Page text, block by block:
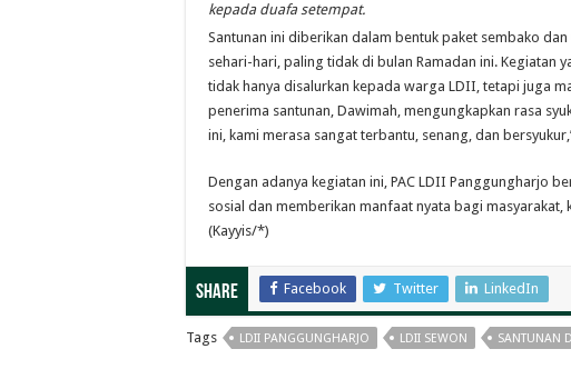
kepada duafa setempat.
Santunan ini diberikan dalam bentuk paket sembako
sehari-hari, paling tidak di bulan Ramadan ini. Kegiatan
tidak hanya disalurkan kepada warga LDII, tetapi juga
penerima santunan, Dawimah, mengungkapkan rasa
ini, kami merasa sangat terbantu, senang, dan
Dengan adanya kegiatan ini, PAC LDII Panggungharjo
sosial dan memberikan manfaat nyata bagi masyarakat,
(Kayyis/*)
Share Facebook Twitter LinkedIn
Tags LDII PANGGUNGHARJO LDII SEWON SANTUNAN